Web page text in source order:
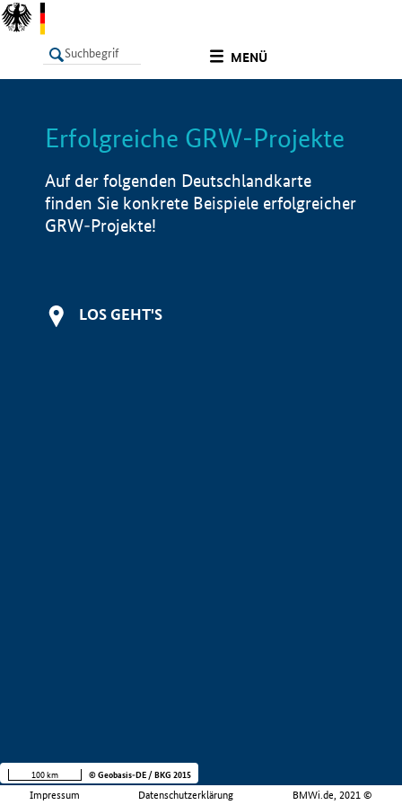
MENÜ
LISTE Info
Erfolgreiche GRW-Projekte
Auf der folgenden Deutschlandkarte
finden Sie konkrete Beispiele erfolgreicher
GRW-Projekte!
LOS GEHT'S
Impressum Datenschutzerklärung BMWi.de, 2021 ©
100 km © Geobasis-DE / BKG 2015